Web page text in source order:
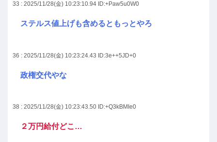
33 : 2025/11/28(金) 10:23:10.94 ID:+Paw5u0W0
ステルス値上げも含めるともっとやろ
36 : 2025/11/28(金) 10:23:24.43 ID:3e++5JD+0
政権交代やな
38 : 2025/11/28(金) 10:23:43.50 ID:+Q3kBMIe0
２万円給付どこ…